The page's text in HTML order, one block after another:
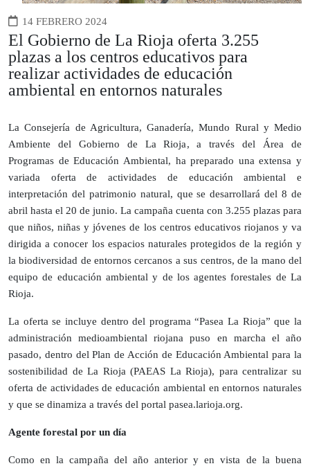
14 FEBRERO 2024
El Gobierno de La Rioja oferta 3.255
plazas a los centros educativos para
realizar actividades de educación
ambiental en entornos naturales
La Consejería de Agricultura, Ganadería, Mundo Rural y Medio
Ambiente del Gobierno de La Rioja, a través del Área de
Programas de Educación Ambiental, ha preparado una extensa y
variada oferta de actividades de educación ambiental e
interpretación del patrimonio natural, que se desarrollará del 8 de
abril hasta el 20 de junio. La campaña cuenta con 3.255 plazas para
que niños, niñas y jóvenes de los centros educativos riojanos y va
dirigida a conocer los espacios naturales protegidos de la región y
la biodiversidad de entornos cercanos a sus centros, de la mano del
equipo de educación ambiental y de los agentes forestales de La
Rioja.
La oferta se incluye dentro del programa “Pasea La Rioja” que la
administración medioambiental riojana puso en marcha el año
pasado, dentro del Plan de Acción de Educación Ambiental para la
sostenibilidad de La Rioja (PAEAS La Rioja), para centralizar su
oferta de actividades de educación ambiental en entornos naturales
y que se dinamiza a través del portal pasea.larioja.org.
Agente forestal por un día
Como en la campaña del año anterior y en vista de la buena